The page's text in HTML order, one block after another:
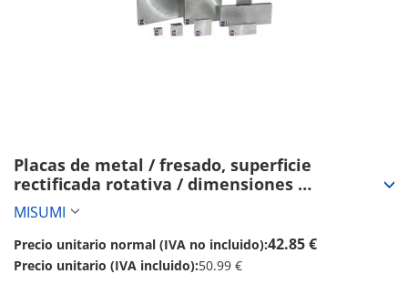
Placas de metal / fresado, superficie
rectificada rotativa / dimensiones
configurables / EN 1.0038 Equiv. (SS6F-125-60-
25)
MISUMI
Precio unitario normal (IVA no incluido):42.85 €
Precio unitario (IVA incluido):50.99 €